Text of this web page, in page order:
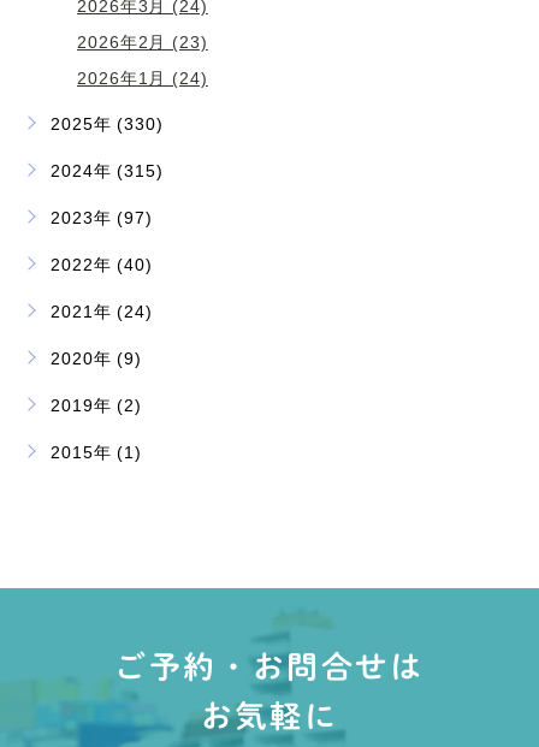
2026年3月 (24)
2026年2月 (23)
2026年1月 (24)
2025年 (330)
2024年 (315)
2023年 (97)
2022年 (40)
2021年 (24)
2020年 (9)
2019年 (2)
2015年 (1)
ご予約・お問合せは
お気軽に